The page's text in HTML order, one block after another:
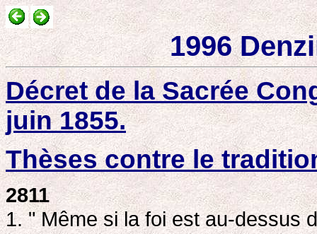
1996
Décret de la Sacrée
juin 1855.
Thèses contre le
2811
1. " Même si la foi est au-dessus